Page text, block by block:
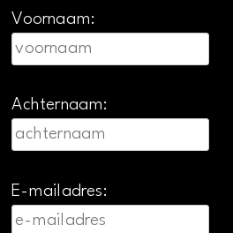
Voornaam:
Achternaam:
E-mailadres: